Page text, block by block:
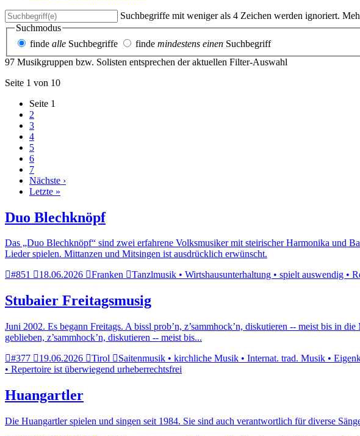
Suchbegriffe mit weniger als 4 Zeichen werden ignoriert.
Suchmodus
finde alle Suchbegriffe finde mindestens einen Suchbegriff
97 Musikgruppen bzw. Solisten entsprechen der aktuellen Filter-Auswahl
Seite 1 von 10
Seite 1
2
3
4
5
6
7
Nächste ›
Letzte »
Duo Blechknöpf
Das „Duo Blechknöpf“ sind zwei erfahrene Volksmusiker mit steirischer Harmonika und
Lieder spielen. Mittanzen und Mitsingen ist ausdrücklich erwünscht.
#851
18.06.2026 Franken Tanzlmusik • Wirtshausunterhaltung • spielt auswendig •
Stubaier Freitagsmusig
Juni 2002. Es begann Freitags. A bissl prob’n, z’sammhock’n, diskutieren -- meist bis in
geblieben, z’sammhock’n, diskutieren -- meist bis...
#377
19.06.2026 Tirol
Saitenmusik • kirchliche Musik • Internat. trad. Musik •
• Repertoire ist überwiegend urheberrechtsfrei
Huangartler
Die Huangartler spielen und singen seit 1984. Sie sind auch verantwortlich für diverse